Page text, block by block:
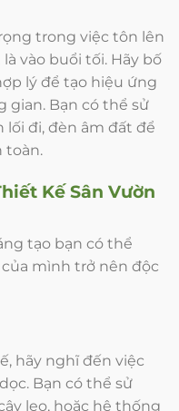
trong việc tôn lên
vào buổi tối. Hãy bố
lý để tạo hiệu ứng
gian. Bạn có thể sử
lối đi, đèn âm đất để
toàn.
Kế Sân Vườn
tạo bạn có thể
mình trở nên độc
hãy nghĩ đến việc
Bạn có thể sử
leo, hoặc hệ thống